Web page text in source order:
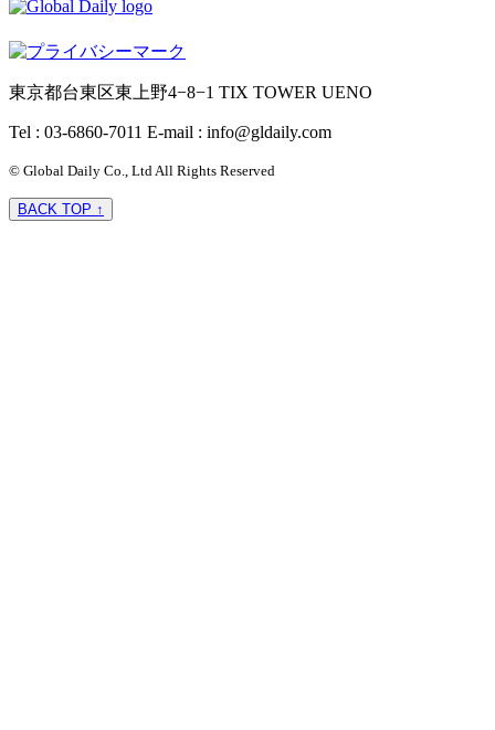
東京都台東区東上野4−8−1 TIX TOWER UENO
Tel : 03-6860-7011 E-mail : info@gldaily.com
© Global Daily Co., Ltd All Rights Reserved
BACK TOP ↑